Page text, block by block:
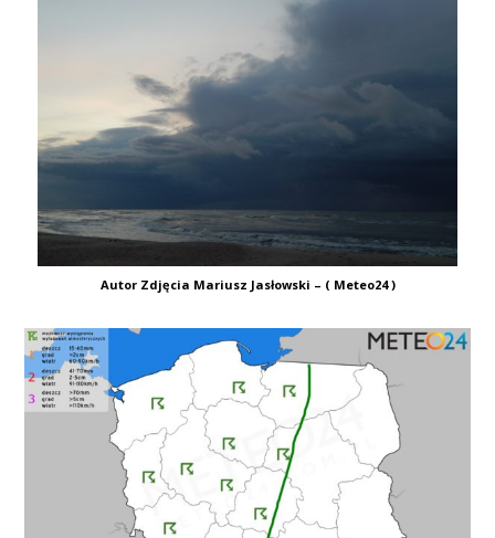
Autor Zdjęcia Mariusz Jasłowski – ( Meteo24 )